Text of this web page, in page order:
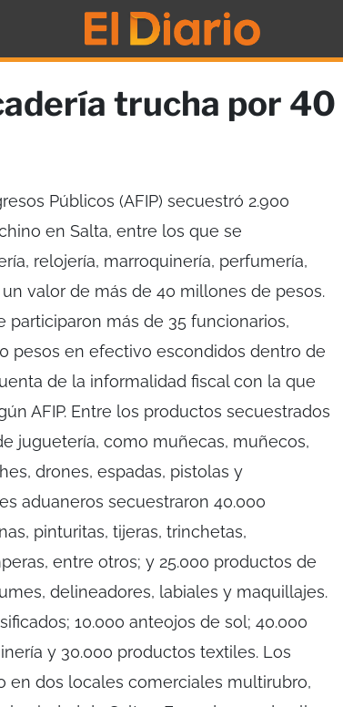
trucha por 40
Públicos (AFIP) secuestró 2.900
en Salta, entre los que se
relojería, marroquinería, perfumería,
valor de más de 40 millones de pesos.
más de 35 funcionarios,
pesos en efectivo escondidos dentro de
de la informalidad fiscal con la que
AFIP. Entre los productos secuestrados
juguetería, como muñecas, muñecos,
drones, espadas, pistolas y
aduaneros secuestraron 40.000
pinturitas, tijeras, trinchetas,
entre otros; y 25.000 productos de
delineadores, labiales y maquillajes.
10.000 anteojos de sol; 40.000
y 30.000 productos textiles. Los
en dos locales comerciales multirubro,